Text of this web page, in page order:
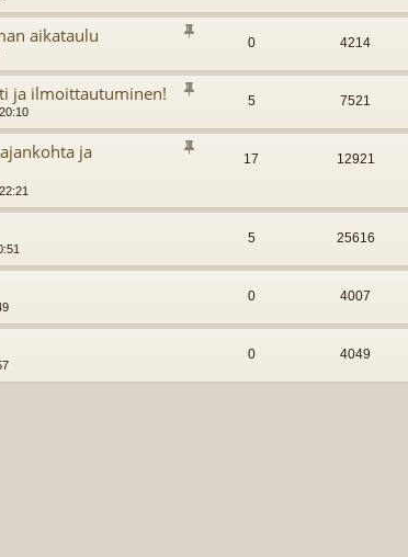
aikataulu 0 4214
ja ilmoittautuminen! 5 7521
ja
17 12921
5 25616
0 4007
0 4049